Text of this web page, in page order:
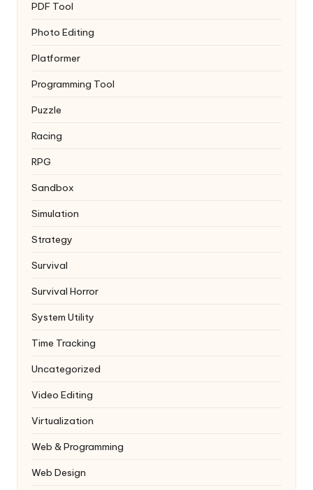
PDF Tool
Photo Editing
Platformer
Programming Tool
Puzzle
Racing
RPG
Sandbox
Simulation
Strategy
Survival
Survival Horror
System Utility
Time Tracking
Uncategorized
Video Editing
Virtualization
Web & Programming
Web Design